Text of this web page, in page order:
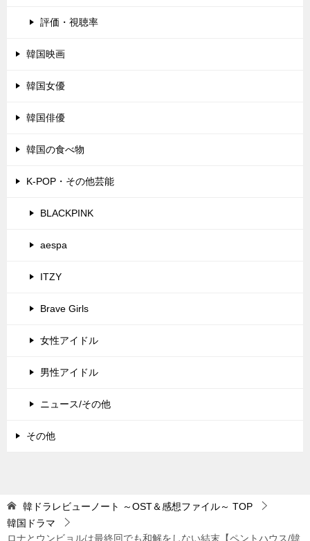
評価・視聴率
韓国映画
韓国女優
韓国俳優
韓国の食べ物
K-POP・その他芸能
BLACKPINK
aespa
ITZY
Brave Girls
女性アイドル
男性アイドル
ニュース/その他
その他
韓ドラレビューノート ～OST＆感想ファイル～ TOP
韓国ドラマ
ロナとウンビョルは最終回でも和解をしない結末【ペントハウス/韓